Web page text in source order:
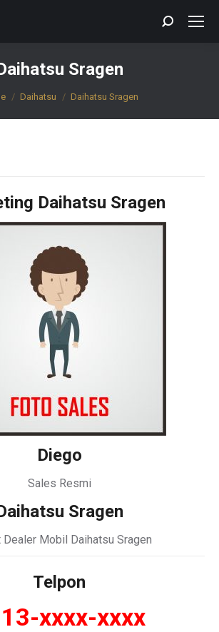
Search:
Sragen
here:
Daihatsu Daihatsu Sragen
Daihatsu Sragen
Diego
Sales Resmi
Sragen
Dealer Mobil Daihatsu Sragen
Telpon
xxxx-xxxx